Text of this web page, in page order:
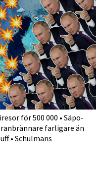
för 500 000 • Säpo-
farligare än
• Schulmans